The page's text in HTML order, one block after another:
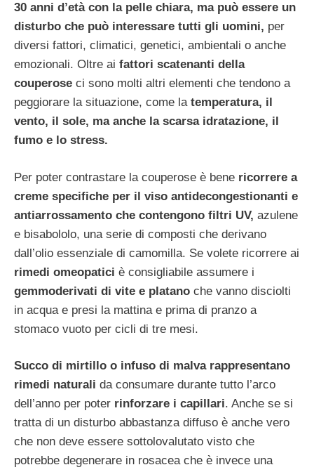
30 anni d’età con la pelle chiara, ma può essere un
disturbo che può interessare tutti gli uomini, per
diversi fattori, climatici, genetici, ambientali o anche
emozionali. Oltre ai fattori scatenanti della
couperose ci sono molti altri elementi che tendono a
peggiorare la situazione, come latemperatura, il
vento, il sole, ma anche la scarsa idratazione, il
fumo e lo stress.
Per poter contrastare la couperose è bene ricorrere a
creme specifiche per il viso antidecongestionanti e
antiarrossamento che contengono filtri UV, azulene
e bisabololo, una serie di composti che derivano
dall’olio essenziale di camomilla. Se volete ricorrere ai
rimedi omeopatici è consigliabile assumere i
gemmoderivati di vite e platano che vanno disciolti
in acqua e presi la mattina e prima di pranzo a
stomaco vuoto per cicli di tre mesi.
Succo di mirtillo o infuso di malva rappresentano
rimedi naturali da consumare durante tutto l’arco
dell’anno per poter rinforzare i capillari. Anche se si
tratta di un disturbo abbastanza diffuso è anche vero
che non deve essere sottolovalutato visto che
potrebbe degenerare in rosacea che è invece una